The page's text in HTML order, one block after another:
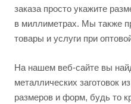
заказа просто укажите
в миллиметрах. Мы также
товары и услуги при
На нашем веб-сайте вы
металлических заготовок
размеров и форм, будь то